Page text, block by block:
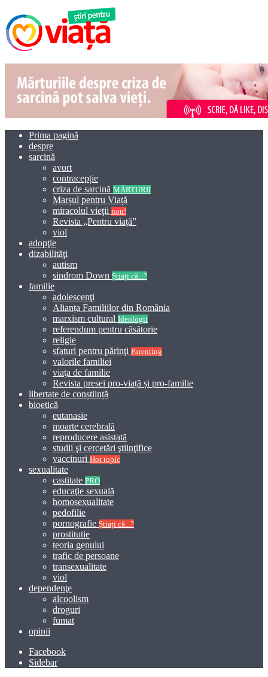
Prima pagină
despre
sarcină
avort
contracepție
criza de sarcină MĂRTURII
Marșul pentru Viață
miracolul vieţii nou!
Revista „Pentru viață”
viol
adopţie
dizabilităţi
autism
sindrom Down Știați că...?
familie
adolescenţi
Alianța Familiilor din România
marxism cultural Ideologii
referendum pentru căsătorie
religie
sfaturi pentru părinţi Parenting
valorile familiei
viaţa de familie
Revista presei pro-viață și pro-familie
libertate de conștiință
bioetică
eutanasie
moarte cerebrală
reproducere asistată
studii şi cercetări ştiinţifice
vaccinuri Hot topic
sexualitate
castitate PRO
educaţie sexuală
homosexualitate
pedofilie
pornografie Știați că...?
prostitutie
teoria genului
trafic de persoane
transexualitate
viol
dependenţe
alcoolism
droguri
fumat
opinii
Facebook
Sidebar